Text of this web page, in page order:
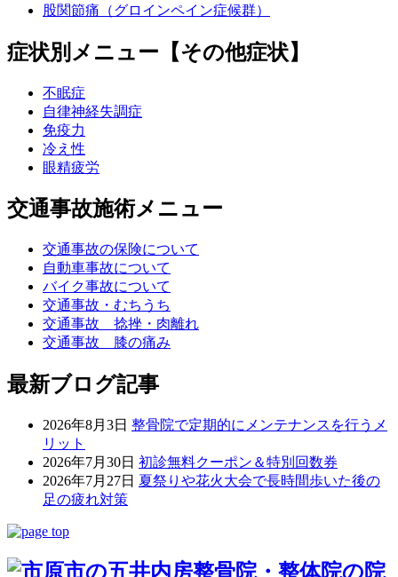
股関節痛（グロインペイン症候群）
症状別メニュー【その他症状】
不眠症
自律神経失調症
免疫力
冷え性
眼精疲労
交通事故施術メニュー
交通事故の保険について
自動車事故について
バイク事故について
交通事故・むちうち
交通事故 捻挫・肉離れ
交通事故 膝の痛み
最新ブログ記事
2026年8月3日 整骨院で定期的にメンテナンスを行うメ
リット
2026年7月30日 初診無料クーポン＆特別回数券
2026年7月27日 夏祭りや花火大会で長時間歩いた後の
足の疲れ対策